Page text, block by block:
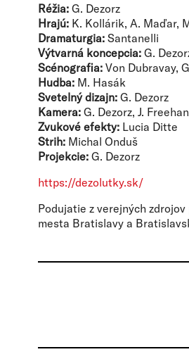
Réžia: G. Dezorz
Hrajú: K. Kollárik, A. Maďar,
Dramaturgia: Santanelli
Výtvarná koncepcia: G.
Scénografia: Von Dubravay,
Hudba: M. Hasák
Svetelný dizajn: G. Dezorz
Kamera: G. Dezorz, J.
Zvukové efekty: Lucia Ditte
Strih: Michal Onduš
Projekcie: G. Dezorz
https://dezolutky.sk/
Podujatie z verejných
mesta Bratislavy a